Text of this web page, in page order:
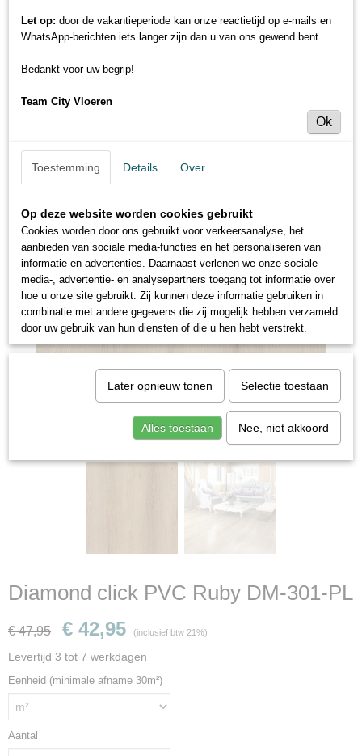
Diamond click PVC Ruby DM-301-PL
€ 47,95 € 42,95 (inclusief btw 21%)
Levertijd 3 tot 7 werkdagen
Eenheid (minimale afname 30m²)
Aantal
Let op: door de vakantieperiode kan onze reactietijd op e-mails en
WhatsApp-berichten iets langer zijn dan u van ons gewend bent.
Bedankt voor uw begrip!
Team City Vloeren
Ok
Toestemming Details Over
Op deze website worden cookies gebruikt
Cookies worden door ons gebruikt voor verkeersanalyse, het
aanbieden van sociale media-functies en het personaliseren van
informatie en advertenties. Daarnaast verlenen we onze sociale
media-, advertentie- en analysepartners toegang tot informatie over
hoe u onze site gebruikt. Zij kunnen deze informatie gebruiken in
combinatie met andere gegevens die zij mogelijk hebben verzameld
door uw gebruik van hun diensten of die u hen hebt verstrekt.
Later opnieuw tonen Selectie toestaan
Alles toestaan Nee, niet akkoord